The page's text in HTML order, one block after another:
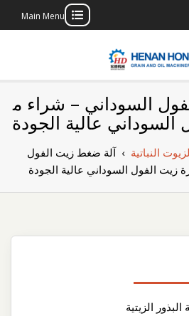
Main Menu
بناء مصنع إنتاج
الزيوت النباتية
الخاص بك
السوداني – شراء م
عالية الجودة
النباتية ›آلة ضغط زيت الفول
زيت الفول السوداني عالية الجودة
الزيتية